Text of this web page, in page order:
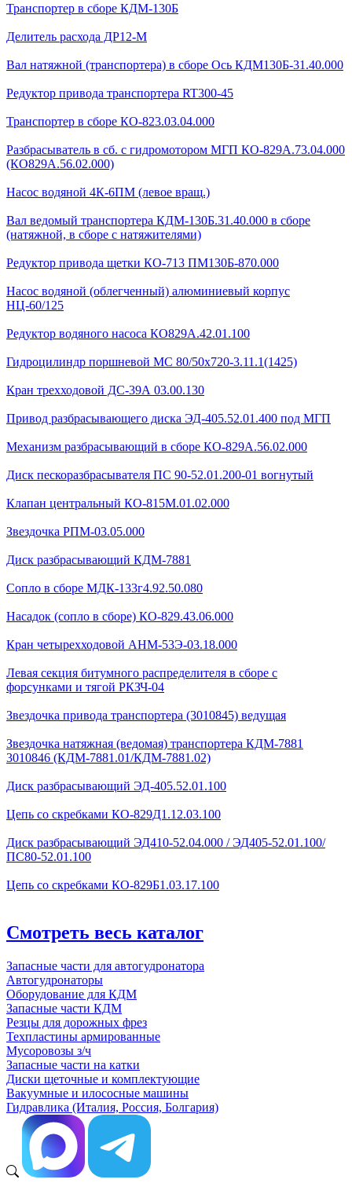
Транспортер в сборе КДМ-130Б
Делитель расхода ДР12-М
Вал натяжной (транспортера) в сборе Ось КДМ130Б-31.40.000
Редуктор привода транспортера RT300-45
Транспортер в сборе КО-823.03.04.000
Разбрасыватель в сб. с гидромотором МГП КО-829А.73.04.000
(КО829А.56.02.000)
Насос водяной 4К-6ПМ (левое вращ.)
Вал ведомый транспортера КДМ-130Б.31.40.000 в сборе
(натяжной, в сборе с натяжителями)
Редуктор привода щетки КО-713 ПМ130Б-870.000
Насос водяной (облегченный) алюминиевый корпус
НЦ-60/125
Редуктор водяного насоса КО829А.42.01.100
Гидроцилиндр поршневой МС 80/50х720-3.11.1(1425)
Кран трехходовой ДС-39А 03.00.130
Привод разбрасывающего диска ЭД-405.52.01.400 под МГП
Механизм разбрасывающий в сборе КО-829А.56.02.000
Диск пескоразбрасывателя ПС 90-52.01.200-01 вогнутый
Клапан центральный КО-815М.01.02.000
Звездочка РПМ-03.05.000
Диск разбрасывающий КДМ-7881
Сопло в сборе МДК-133г4.92.50.080
Насадок (сопло в сборе) КО-829.43.06.000
Кран четырехходовой AHМ-53Э-03.18.000
Левая секция битумного распределителя в сборе с
форсунками и тягой РКЗЧ-04
Звездочка привода транспортера (3010845) ведущая
Звездочка натяжная (ведомая) транспортера КДМ-7881
3010846 (КДМ-7881.01/КДМ-7881.02)
Диск разбрасывающий ЭД-405.52.01.100
Цепь со скребками КО-829Д1.12.03.100
Диск разбрасывающий ЭД410-52.04.000 / ЭД405-52.01.100/
ПС80-52.01.100
Цепь со скребками КО-829Б1.03.17.100
Смотреть весь каталог
Запасные части для автогудронатора
Автогудронаторы
Оборудование для КДМ
Запасные части КДМ
Резцы для дорожных фрез
Техпластины армированные
Мусоровозы з/ч
Запасные части на катки
Диски щеточные и комплектующие
Вакуумные и илососные машины
Гидравлика (Италия, Россия, Болгария)